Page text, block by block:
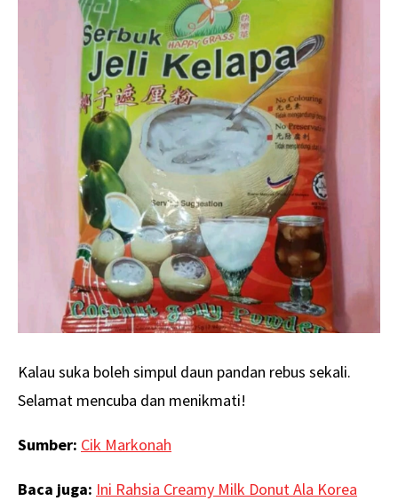
Kalau suka boleh simpul daun pandan rebus sekali.
Selamat mencuba dan menikmati!
Sumber: Cik Markonah
Baca juga: Ini Rahsia Creamy Milk Donut Ala Korea